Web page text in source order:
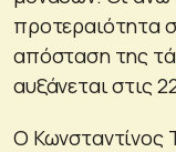
προτεραιότητα
απόσταση της
αυξάνεται στις
Ο Κωνσταντίνος